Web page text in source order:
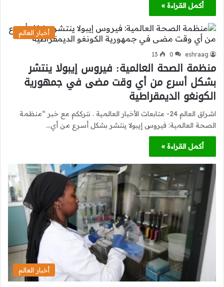
أكمل القراءة »
أخبار العالم
eshraag
0
13
منظمة الصحة العالمية: فيروس إيبولا ينتشر
بشكل أسرع من أي وقت مضى في جمهورية
الكونغو الديمقراطية
اشراق العالم 24- متابعات الأخبار العالمية . نترككم مع خبر “منظمة
الصحة العالمية: فيروس إيبولا ينتشر بشكل أسرع من أي…
أكمل القراءة »
أخبار العالم